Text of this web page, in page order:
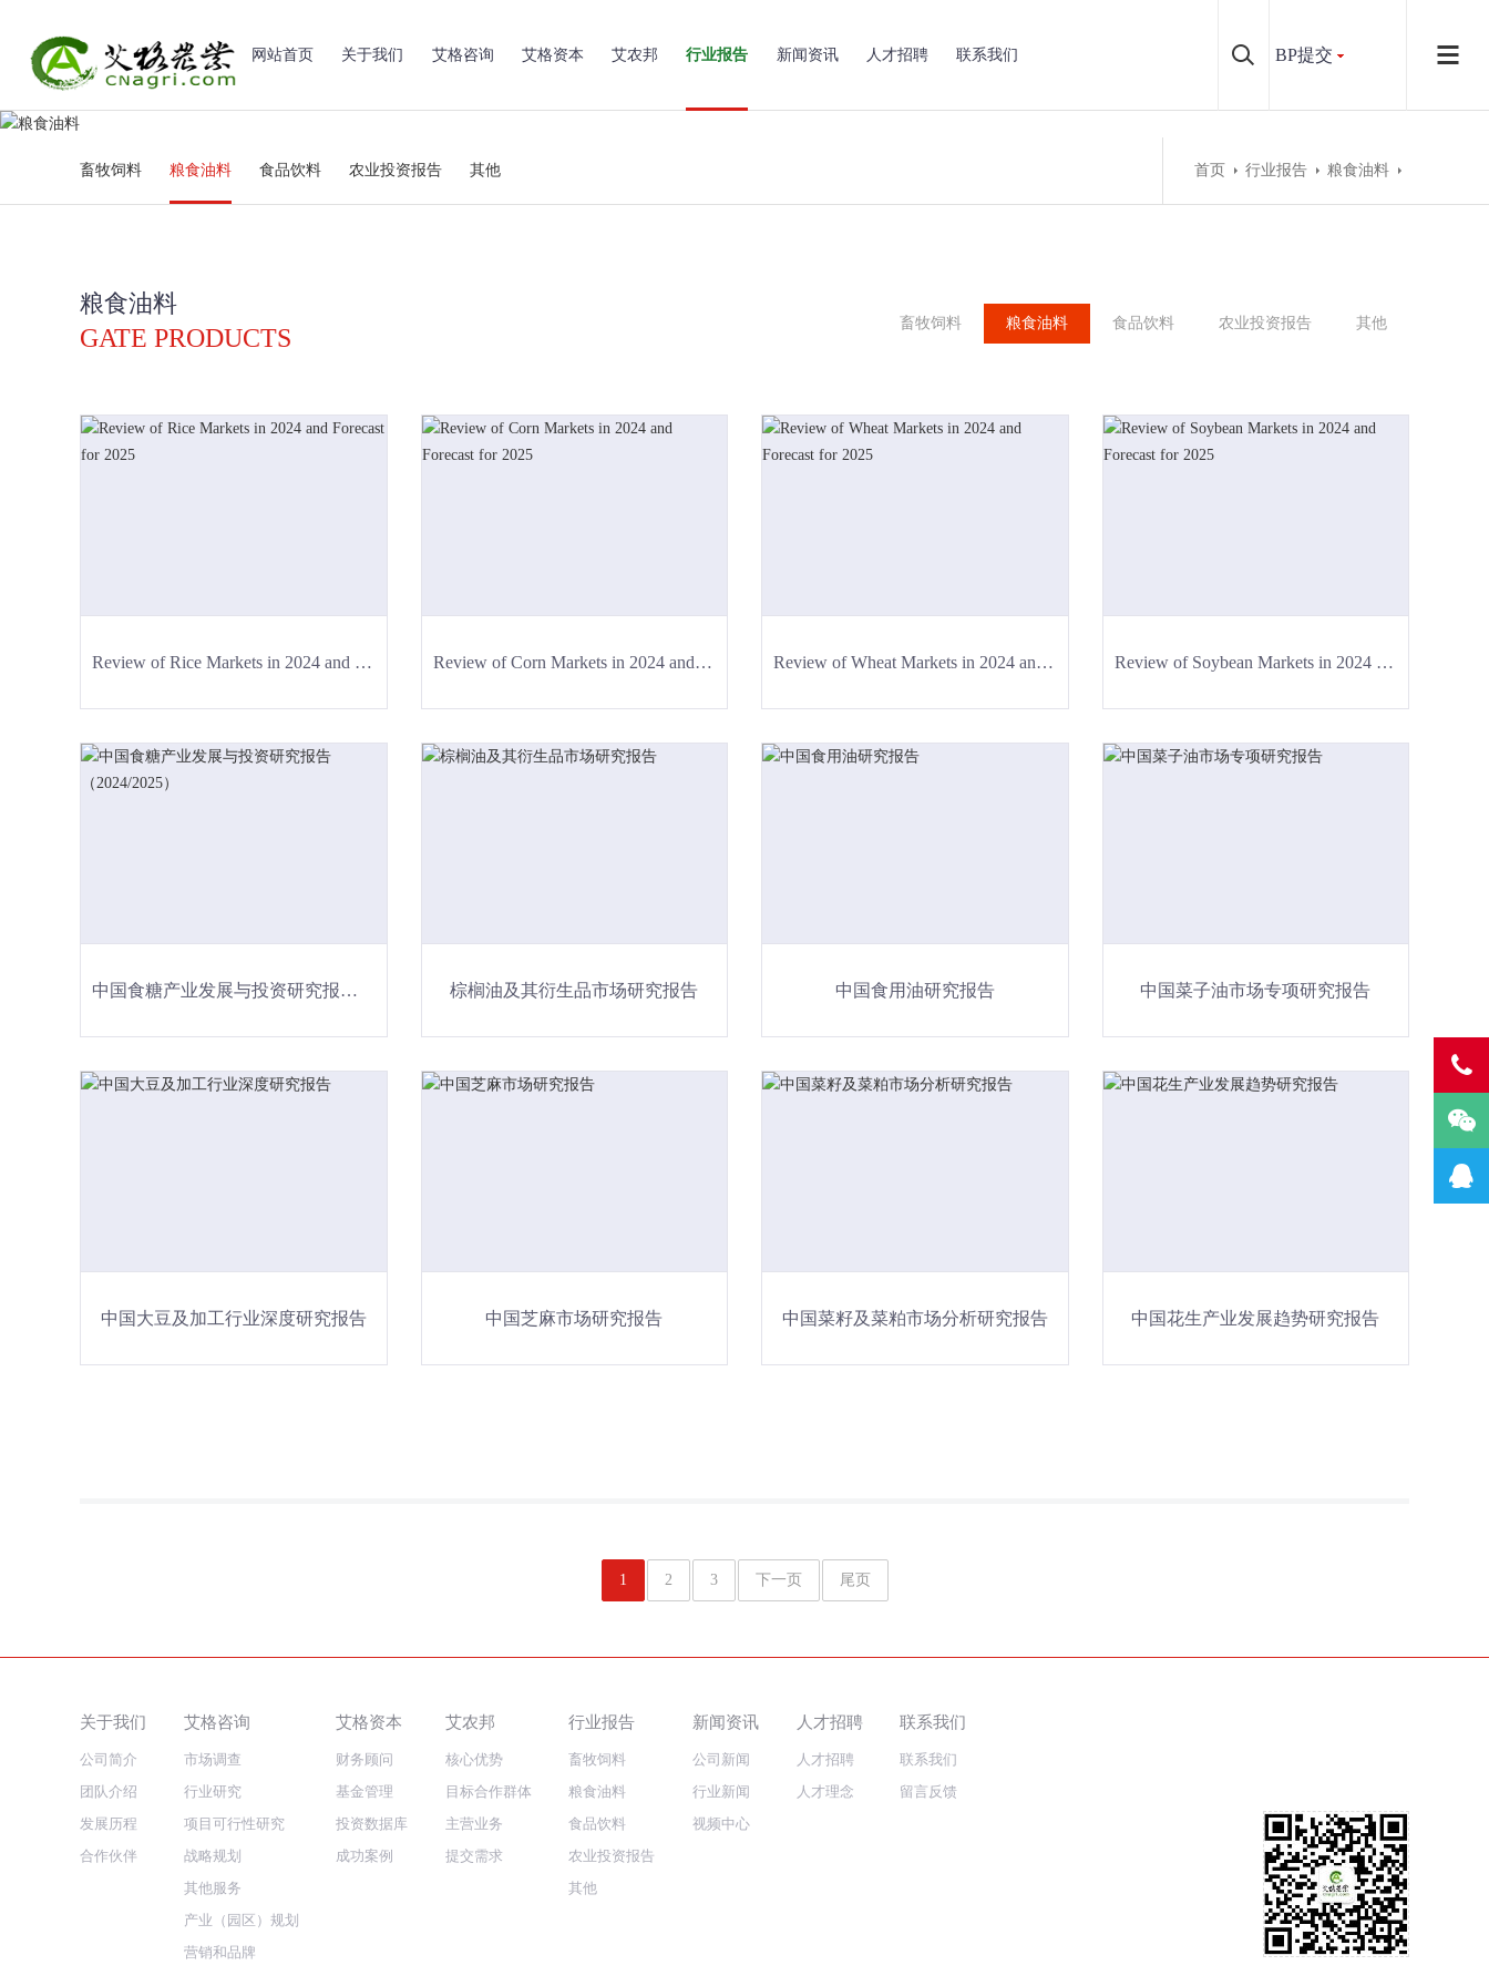
网站首页 关于我们 艾格咨询 艾格资本 艾农邦 行业报告 新闻资讯 人才招聘 联系我们 BP提交
畜牧饲料 粮食油料 食品饮料 农业投资报告 其他 首页 行业报告 粮食油料
粮食油料
GATE PRODUCTS
畜牧饲料 粮食油料 食品饮料 农业投资报告 其他
Review of Rice Markets in 2024 and Forecast for 2025 Review of Corn Markets in 2024 and Forecast for 2025 Review of Wheat Markets in 2024 and Forecast for 2025 Review of Soybean Markets in 2024 and Forecast for 2025
中国食糖产业发展与投资研究报告（2024/2025） 棕榈油及其衍生品市场研究报告 中国食用油研究报告 中国菜子油市场专项研究报告
中国大豆及加工行业深度研究报告 中国芝麻市场研究报告 中国菜籽及菜粕市场分析研究报告 中国花生产业发展趋势研究报告
1 2 3 下一页 尾页
关于我们
公司简介
团队介绍
发展历程
合作伙伴
艾格咨询
市场调查
行业研究
项目可行性研究
战略规划
其他服务
产业（园区）规划
营销和品牌
艾格资本
财务顾问
基金管理
投资数据库
成功案例
艾农邦
核心优势
目标合作群体
主营业务
提交需求
行业报告
畜牧饲料
粮食油料
食品饮料
农业投资报告
其他
新闻资讯
公司新闻
行业新闻
视频中心
人才招聘
人才招聘
人才理念
联系我们
联系我们
留言反馈